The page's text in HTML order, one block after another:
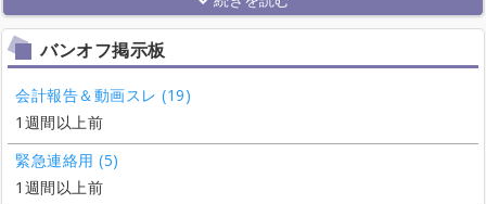
バンオフ掲示板
会計報告＆動画スレ (19)
1週間以上前
緊急連絡用 (5)
1週間以上前